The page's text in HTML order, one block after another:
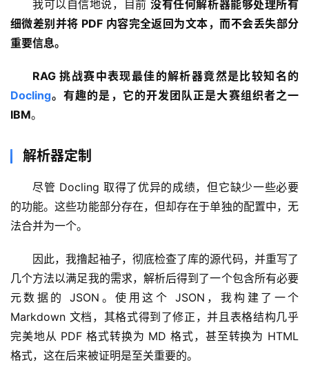
我可以自信地说，目前 没有任何解析器能够处理所有
细微差别并将 PDF 内容完全返回为文本，而不会丢失部分
重要信息。
RAG 挑战赛中表现最佳的解析器
Docling。有趣的是，它的开发团队正是大赛组织者之一
IBM。
解析器定制
尽管 Docling 取得了优异的成绩，但它缺少一些必要
的功能。这些功能部分存在，但却存在于单独的配置中，无
法合并为一个。
因此，我撸起袖子，彻底检查了库的源代码，并重写了
几个方法以满足我的需求，解析后得到了一个包含所有必要
元数据的 JSON。使用这个 JSON，我构建了一个
Markdown 文档，其格式得到了修正，并且表格结构几乎
完美地从 PDF 格式转换为 MD 格式，甚至转换为 HTML
格式，这在后来被证明是至关重要的。